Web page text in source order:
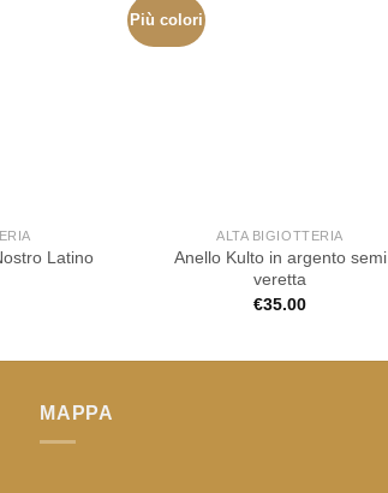
Latino
Più colori
ALTA BIGIOTTERIA
Anello Kulto in argento semi
veretta
€35.00
MAPPA